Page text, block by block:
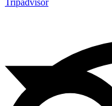
Tripadvisor